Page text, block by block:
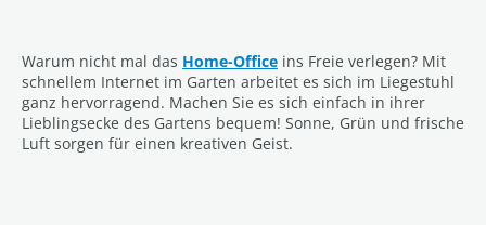
Warum nicht mal das Home-Office ins Freie verlegen? Mit
schnellem Internet im Garten arbeitet es sich im Liegestuhl
ganz hervorragend. Machen Sie es sich einfach in ihrer
Lieblingsecke des Gartens bequem! Sonne, Grün und frische
Luft sorgen für einen kreativen Geist.